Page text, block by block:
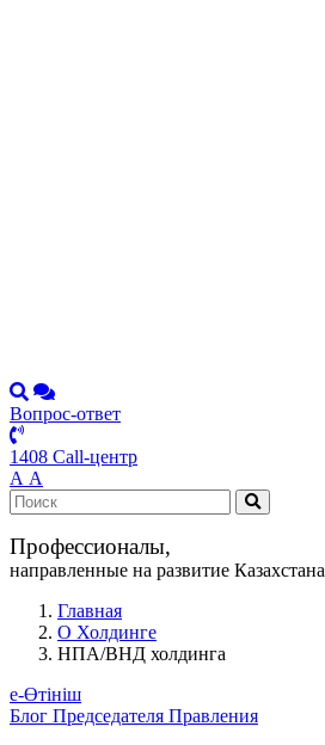
Вопрос-ответ
1408 Call-центр
А А
Профессионалы,
направленные на развитие Казахстана
Главная
О Холдинге
НПА/ВНД холдинга
е-Өтініш
Блог Председателя Правления